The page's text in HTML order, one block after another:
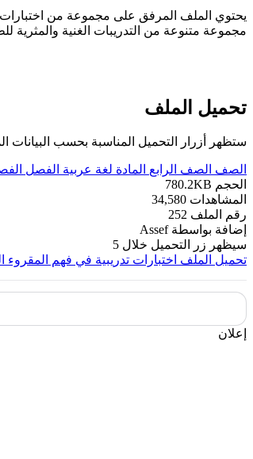
مجموعة متنوعة من التدريبات الغنية والمثرية
تحميل الملف
ستظهر أزرار التحميل المناسبة بحسب البيانات
الصف الصف الرابع المادة لغة عربية الفصل
الحجم 780.2KB
المشاهدات 34,580
رقم الملف 252
إضافة بواسطة Assef
سيظهر زر التحميل خلال 5
تحميل الملف اختبارات تدريبية في فهم المقروء
إعلان